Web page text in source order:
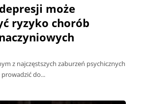
może
ryzyko chorób
z najczęstszych zaburzeń psychicznych
do...